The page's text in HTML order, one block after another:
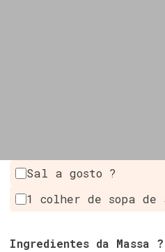
Sal a gosto ?
1 colher de sopa de
Ingredientes da Massa ?